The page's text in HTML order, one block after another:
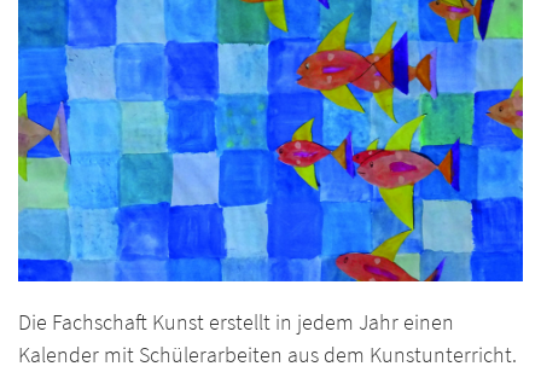
Die Fachschaft Kunst erstellt in jedem Jahr einen
Kalender mit Schülerarbeiten aus dem Kunstunterricht.